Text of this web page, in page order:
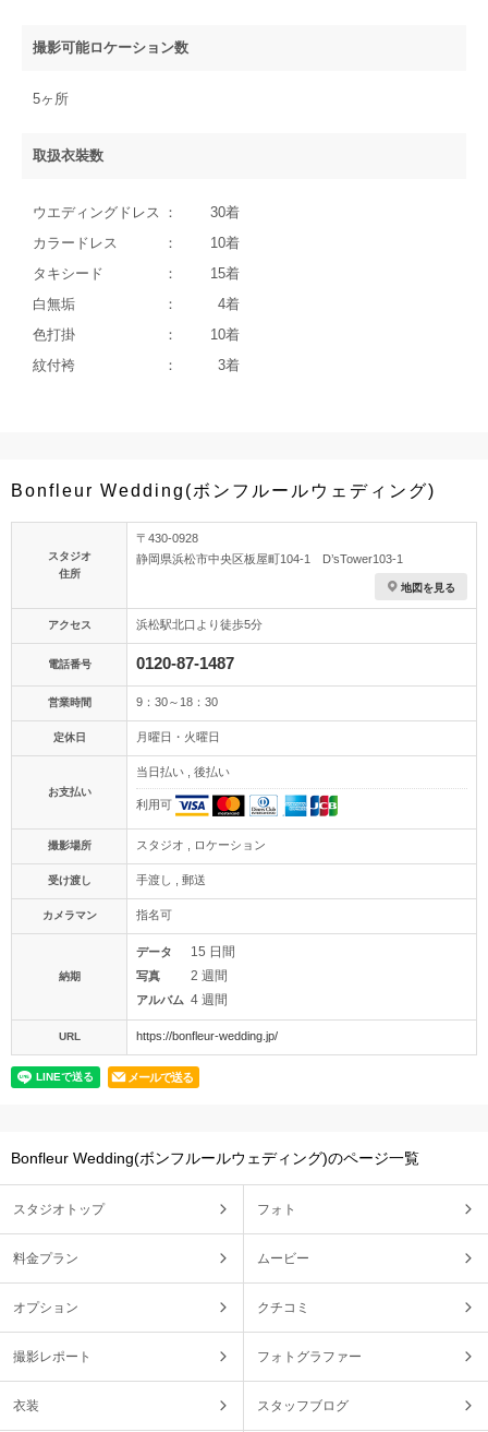
撮影可能ロケーション数
5ヶ所
取扱衣裝数
ウエディングドレス
30着
カラードレス
10着
タキシード
15着
白無垢
4着
色打掛
10着
紋付袴
3着
Bonfleur Wedding(ボンフルールウェディング)
スタジオ
住所
〒430-0928
静岡県浜松市中央区板屋町104-1 D’sTower103-1
地図を見る
アクセス 浜松駅北口より徒歩5分
電話番号 0120-87-1487
営業時間 9：30～18：30
定休日 月曜日・火曜日
お支払い
当日払い , 後払い
利用可
撮影場所 スタジオ , ロケーション
受け渡し 手渡し , 郵送
カメラマン 指名可
納期
データ 15 日間
写真 2 週間
アルバム 4 週間
URL https://bonfleur-wedding.jp/
メールで送る
Bonfleur Wedding(ボンフルールウェディング)のページ一覧
スタジオトップ フォト
料金プラン ムービー
オプション クチコミ
撮影レポート フォトグラファー
衣装 スタッフブログ